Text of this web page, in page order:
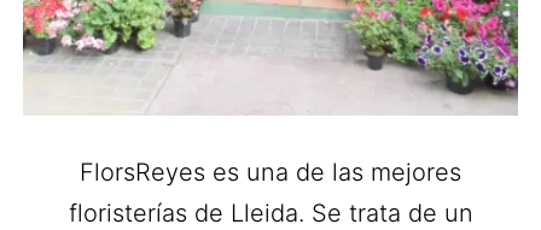
FlorsReyes es una de las mejores
floristerías de Lleida. Se trata de un